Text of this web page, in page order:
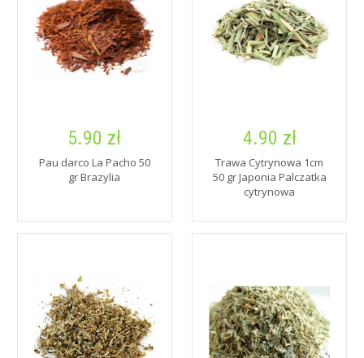
5.90 zł
Pau darco La Pacho 50
gr Brazylia
4.90 zł
Trawa Cytrynowa 1cm
50 gr Japonia Palczatka
cytrynowa